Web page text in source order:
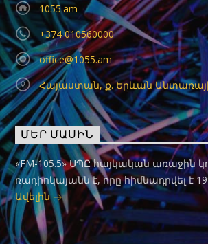
1055.am
+374 010560000
office@1055.am
Հայաստան, ք. Երևան
ՄԵՐ ՄԱՍԻՆ
«FM-105.5» ՍՊԸ հայկական առաջին
ռադիոկայանն է, որը հիմնադրվել է
Ավելին